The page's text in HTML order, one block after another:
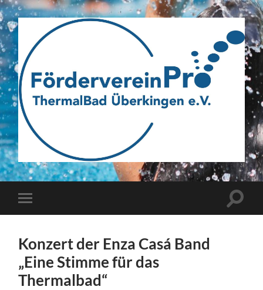
Webseite
des
Fördervereins
Menü
Konzert der Enza Casá Band
„Eine Stimme für das
Thermalbad“